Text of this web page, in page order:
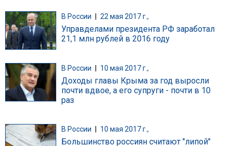
В России 22 мая 2017 г.,
Управделами президента РФ заработал
21,1 млн рублей в 2016 году
В России | 10 мая 2017 г.,
Доходы главы Крыма за год выросли
почти вдвое, а его супруги - почти в 10
раз
В России 10 мая 2017 г.,
Большинство россиян считают "липой"